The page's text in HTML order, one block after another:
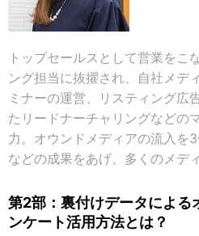
トップセールスとして営業をこ
ング担当に抜擢され、自社メデ
ミナーの運営、リスティング広
たリードナーチャリングなどの
力。オウンドメディアの流入を
などの成果をあげ、多くのメデ
第2部：裏付けデータによる
ンケート活用方法とは？